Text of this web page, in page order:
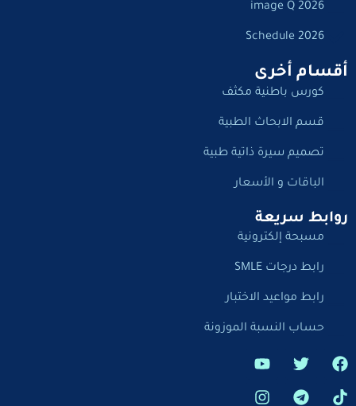
image Q 2026
Schedule 2026
أقسام أخرى
كورس باطنية مكثف
قسم الابحاث الطبية
تصميم سيرة ذاتية طبية
الباقات و الأسعار
روابط سريعة
مسبحة إلكترونية
رابط درجات SMLE
رابط مواعيد الاختبار
حساب النسبة الموزونة